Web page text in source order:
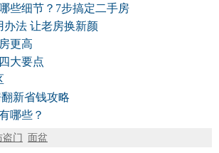
些细节？7步搞定二手房
办法 让老房换新颜
更高
大要点
新省钱攻略
哪些？
盗门 面盆